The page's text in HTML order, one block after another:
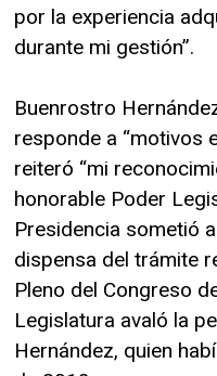
por la experiencia
durante mi gestión”.
Buenrostro
responde a “motivos
reiteró “mi
honorable Poder
Presidencia sometió
dispensa del trámite
Pleno del Congreso
Legislatura avaló la
Hernández, quien